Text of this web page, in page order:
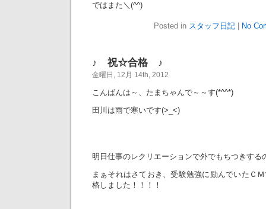
ではまた＼(^^)
Posted in スタッフ日記 No
♪ 祝☆合格 ♪
金曜日, 12月 14th, 2012
こんばんは～、たまちゃんで～～す(*^^*)
田川は雨で寒いです(>_<)
明日仕事のレクリエーションで外でもちつきする
まぁそれはさておき、受験勉強に励んでいたＣ
格しました！！！！